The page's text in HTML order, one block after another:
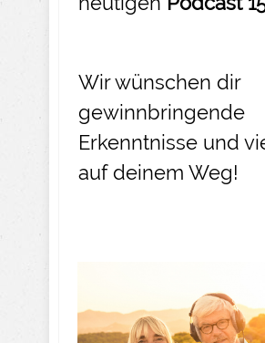
Wir wünschen dir
gewinnbringende
Erkenntnisse und
auf deinem Weg!